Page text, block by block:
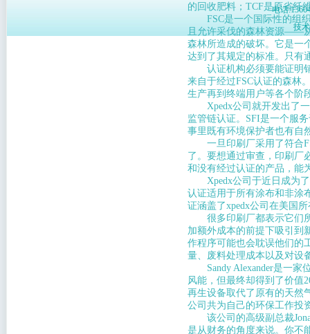
的回收肥料；TCF是原省纤
FSC是一个国际性的组织
且允许采伐的森林资源——
森林所造成的破坏。它是一
达到了其规定的标准。只有
认证机构必须要能证明销
来自于经过FSC认证的森林
生产再到终端用户等各个阶
Xpedx公司就开发出了一
监管链认证。SFI是一个服
事里既有环境保护者也有自
一旦印刷厂采用了符合
了。要想通过审查，印刷厂
和没有经过认证的产品，能
Xpedx公司于近日成为了
认证适用于所有涂布和非涂
证涵盖了xpedx公司在美国
很多印刷厂都表示它们所
加额外成本的前提下吸引到
作程序可能也会耽误他们的
量、废料处理成本以及对设
Sandy Alexander是一家
风能，但最终却得到了价值
再生设备取代了原有的天然
公司共为自己的环保工作投
该公司的高级副总裁
是从财务的角度来说。你不
电话
技